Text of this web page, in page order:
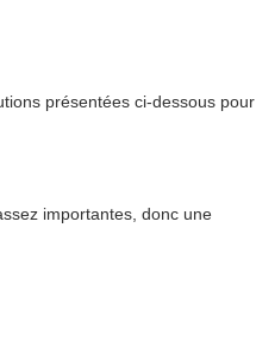
présentées ci-dessous pour
importantes, donc une